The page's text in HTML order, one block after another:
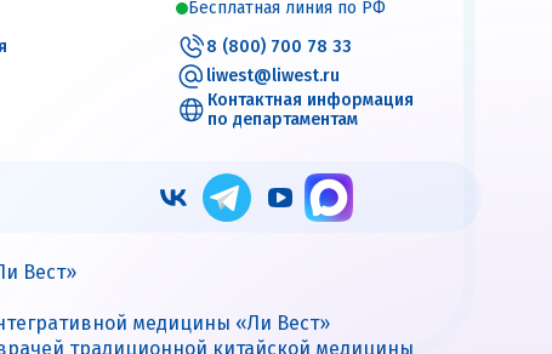
Бесплатная линия по РФ
8 (800) 700 78 33
liwest@liwest.ru
Контактная информация
по департаментам
Вест»
медицины «Ли Вест»
традиционной китайской медицины